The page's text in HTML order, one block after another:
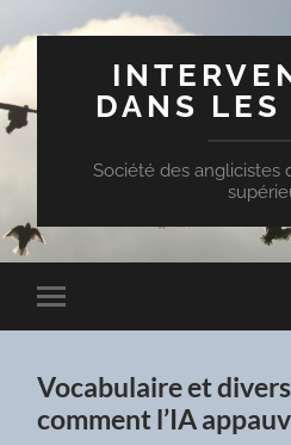
DANS LES
Société des anglicistes
Toggle
mobile
Vocabulaire et
comment l’IA